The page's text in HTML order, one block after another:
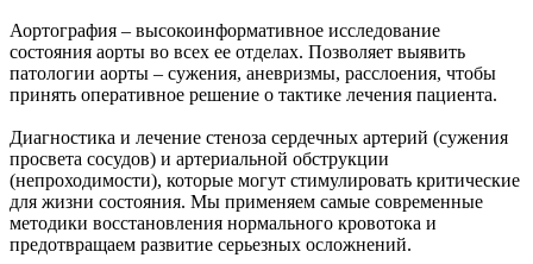
Аортография – высокоинформативное исследование
состояния аорты во всех ее отделах. Позволяет выявить
патологии аорты – сужения, аневризмы, расслоения, чтобы
принять оперативное решение о тактике лечения пациента.
Диагностика и лечение стеноза сердечных артерий (сужения
просвета сосудов) и артериальной обструкции
(непроходимости), которые могут стимулировать критические
для жизни состояния. Мы применяем самые современные
методики восстановления нормального кровотока и
предотвращаем развитие серьезных осложнений.